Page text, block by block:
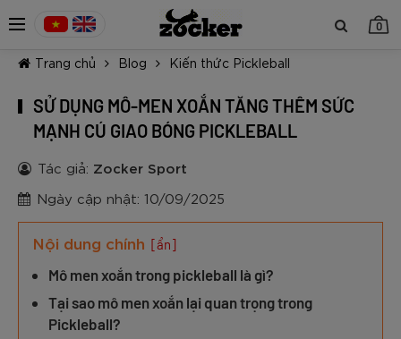
0
Trang chủ Blog Kiến thức Pickleball
SỬ DỤNG MÔ-MEN XOẮN TĂNG THÊM SỨC
MẠNH CÚ GIAO BÓNG PICKLEBALL
Tác giả: Zocker Sport
Ngày cập nhật: 10/09/2025
Nội dung chính [ẩn]
Mô men xoắn trong pickleball là gì?
Tại sao mô men xoắn lại quan trọng trong
Pickleball?